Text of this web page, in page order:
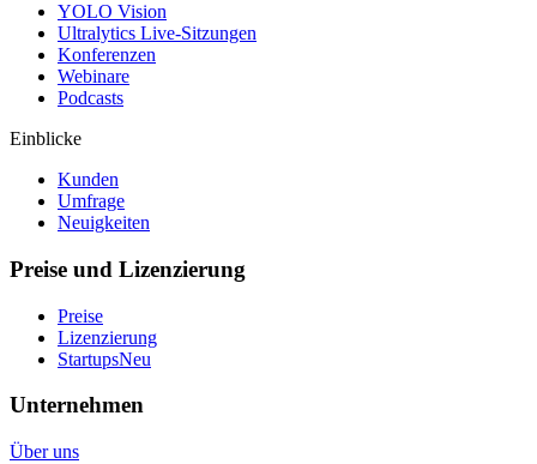
YOLO Vision
Ultralytics Live-Sitzungen
Konferenzen
Webinare
Podcasts
Einblicke
Kunden
Umfrage
Neuigkeiten
Preise und Lizenzierung
Preise
Lizenzierung
StartupsNeu
Unternehmen
Über uns